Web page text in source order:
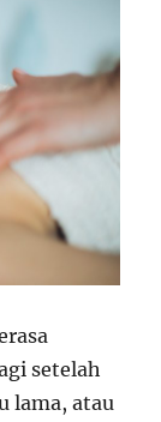
setelah
lama, atau